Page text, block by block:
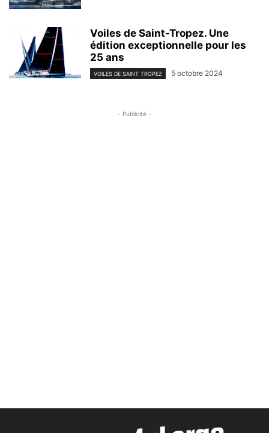
Voiles de Saint-Tropez. Une
édition exceptionnelle pour les
25 ans
VOILES DE SAINT TROPEZ 5 octobre 2024
- Publicité -